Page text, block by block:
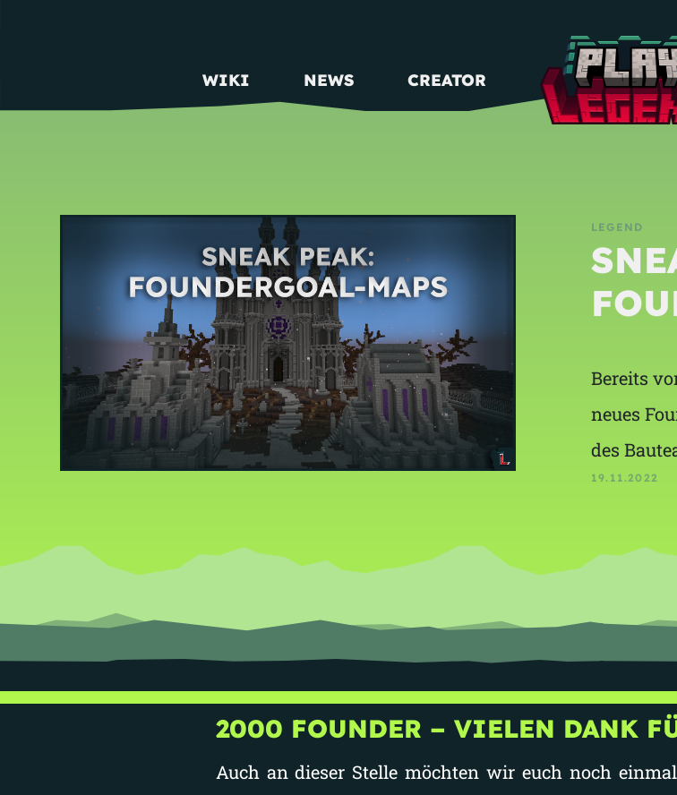
MAIN NAVIGATION
WIKI NEWS CREATOR
LEGEND
Bereits
neues
des
19.11.2022
2000 FOUNDER – VIELEN DANK
Auch an dieser Stelle möchten wir euch noch